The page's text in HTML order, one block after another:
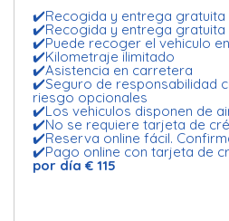
✔️Recogida y entrega gratuita
✔️Recogida y entrega gratuita
✔️Puede recoger el vehiculo
✔️Kilometraje ilimitado
✔️Asistencia en carretera
✔️Seguro de responsabilidad
riesgo opcionales
✔️Los vehiculos disponen de
✔️No se requiere tarjeta de
✔️Reserva online fácil.
✔️Pago online con tarjeta de
por día € 115